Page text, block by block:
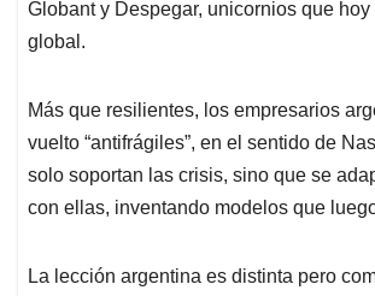
Globant y Despegar, unicornios que
global.
Más que resilientes, los empresarios
vuelto “antifrágiles”, en el sentido de
solo soportan las crisis, sino que se
con ellas, inventando modelos que
La lección argentina es distinta pero